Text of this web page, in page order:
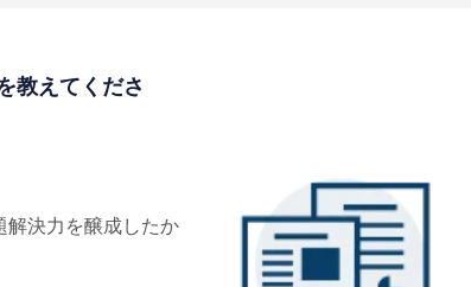
教えてくださ
解決力を醸成したか